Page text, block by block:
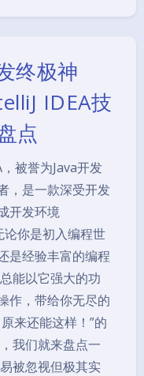
终极神
IDEA技
点
被誉为Java开发
，是一款深受开发
开发环境
论你是初入编程世
是经验丰富的编程
能以它强大的功
作，带给你无尽的
来还能这样！”的
我们就来盘点一
被忽视但极其实